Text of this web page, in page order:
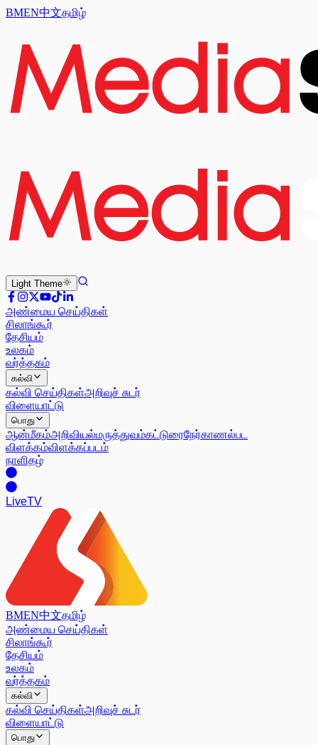
BMEN中文தமிழ்
Light Theme
அண்மைய செய்திகள்
சிலாங்கூர்
தேசியம்
உலகம்
வர்த்தகம்
கல்வி
கல்வி செய்திகள்அறிவுச் சுடர்
விளையாட்டு
பொது
ஆன்மீகம்அறிவியல்மருத்துவம்கட்டுரைநேர்காணல்பட
விளக்கம்விளக்கப்படம்
நாளிதழ்
LiveTV
BMEN中文தமிழ்
அண்மைய செய்திகள்
சிலாங்கூர்
தேசியம்
உலகம்
வர்த்தகம்
கல்வி
கல்வி செய்திகள்அறிவுச் சுடர்
விளையாட்டு
பொது